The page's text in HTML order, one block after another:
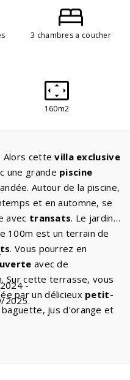
3 chambres a coucher
160m2
Alors cettevilla exclusive
une grande piscine
Autour de la piscine,
et en automne, se
avec transats. Le jardin
100m est un terrain de
. Vous pourrez en
avec de
Sur cette terrasse, vous
par un délicieux petit-
baguette, jus d'orange et
-
2025.